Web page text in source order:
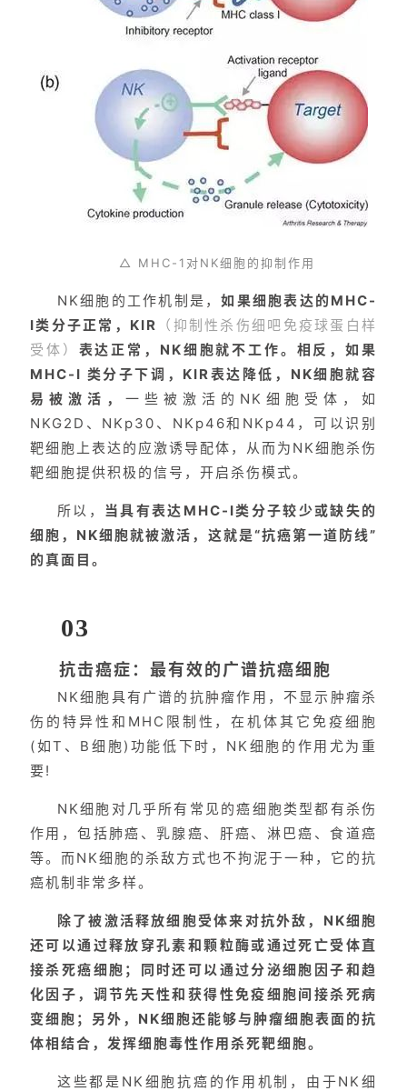
△ MHC-1对NK细胞的抑制作用
NK细胞的工作机制是，如果细胞表达的MHC-
I类分子正常，KIR
（抑制性杀伤细吧免疫球蛋白样
受体） 表达正常，NK细胞就不工作。相反，如果
MHC-I 类分子下调，KIR表达降低，NK细胞就容
易被激活， 一些被激活的NK细胞受体，如
NKG2D、NKp30、NKp46和NKp44，可以识别
靶细胞上表达的应激诱导配体，从而为NK细胞杀伤
靶细胞提供积极的信号，开启杀伤模式。
所以， 当具有表达MHC-I类分子较少或缺失的
细胞，NK细胞就被激活，这就是“抗癌第一道防线”
的真面目。
03
抗击癌症：最有效的广谱抗癌细胞
NK细胞具有广谱的抗肿瘤作用，不显示肿瘤杀
伤的特异性和MHC限制性，在机体其它免疫细胞
(如T、B细胞)功能低下时，NK细胞的作用尤为重
要!
NK细胞对几乎所有常见的癌细胞类型都有杀伤
作用，包括肺癌、乳腺癌、肝癌、淋巴癌、食道癌
等。而NK细胞的杀敌方式也不拘泥于一种，它的抗
癌机制非常多样。
除了被激活释放细胞受体来对抗外敌， NK细胞
还可以通过释放穿孔素和颗粒酶或通过死亡受体直
接杀死癌细胞；同时还可以通过分泌细胞因子和趋
化因子，调节先天性和获得性免疫细胞间接杀死病
变细胞；另外，NK细胞还能够与肿瘤细胞表面的抗
体相结合，发挥细胞毒性作用杀死靶细胞。
这些都是NK细胞抗癌的作用机制，由于NK细